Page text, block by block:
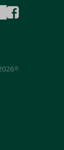
©2026 - Spinneys | جميع الحقوق محفوظة